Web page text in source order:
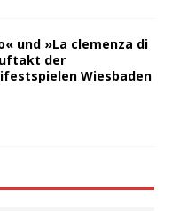
und »La clemenza di
der
Wiesbaden